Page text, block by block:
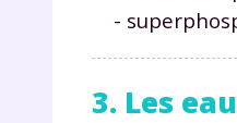
-
3. Les